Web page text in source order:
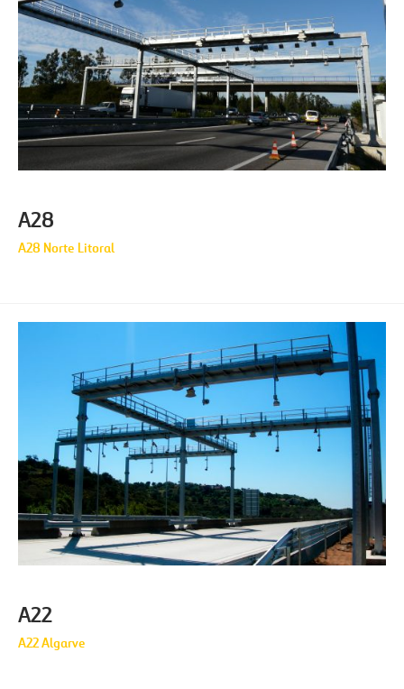
A28
A28 Norte Litoral
A22
A22 Algarve